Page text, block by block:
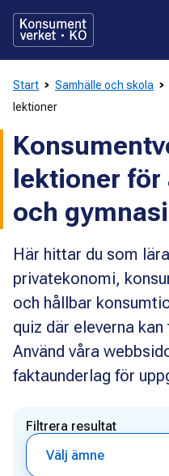
direkt
innehållet
Start Samhälle och skola
lektioner
lektioner
och
Här hittar du som
privatekonomi,
och hållbar
quiz där eleverna
Använd våra
faktaunderlag för
Filtrera resultat
Välj ämne